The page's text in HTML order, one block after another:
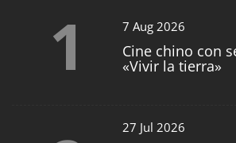
1 7 Aug 2026
Cine chino con
«Vivir la tierra»
27 Jul 2026